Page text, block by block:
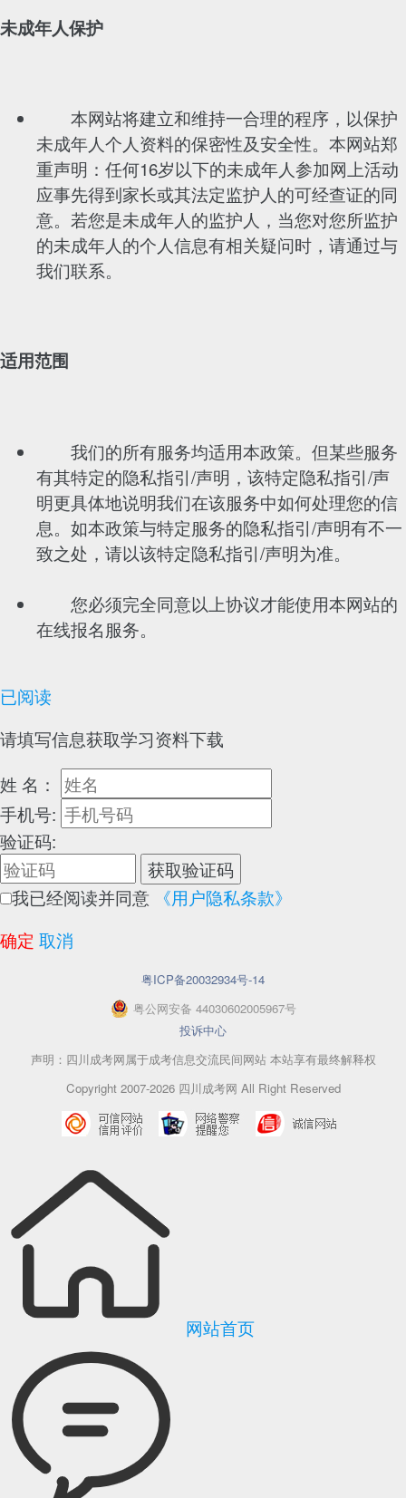
未成年人保护
本网站将建立和维持一合理的程序，以保护
未成年人个人资料的保密性及安全性。本网站郑
重声明：任何16岁以下的未成年人参加网上活动
应事先得到家长或其法定监护人的可经查证的同
意。若您是未成年人的监护人，当您对您所监护
的未成年人的个人信息有相关疑问时，请通过与
我们联系。
适用范围
我们的所有服务均适用本政策。但某些服务
有其特定的隐私指引/声明，该特定隐私指引/声
明更具体地说明我们在该服务中如何处理您的信
息。如本政策与特定服务的隐私指引/声明有不一
致之处，请以该特定隐私指引/声明为准。
您必须完全同意以上协议才能使用本网站的
在线报名服务。
已阅读
请填写信息获取学习资料下载
姓 名：
手机号:
验证码:
获取验证码
我已经阅读并同意
《用户隐私条款》
确定 取消
粤ICP备20032934号-14
粤公网安备 44030602005967号
投诉中心
声明：四川成考网属于成考信息交流民间网站 本站享有最终解释权
Copyright 2007-2026 四川成考网 All Right Reserved
网站首页